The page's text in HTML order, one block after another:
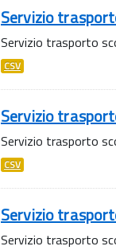
Servizio
Servizio trasporto
CSV
Servizio
Servizio trasporto
CSV
Servizio
Servizio trasporto